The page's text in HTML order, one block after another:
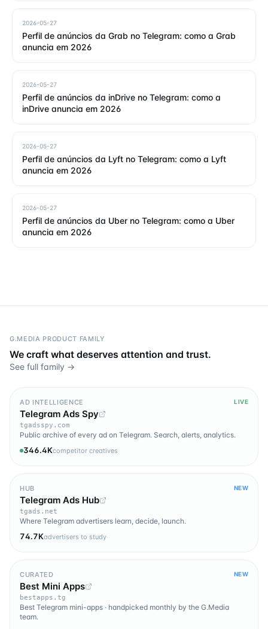
2026-05-27
Perfil de anúncios da Grab no Telegram: como a Grab
anuncia em 2026
2026-05-27
Perfil de anúncios da inDrive no Telegram: como a
inDrive anuncia em 2026
2026-05-27
Perfil de anúncios da Lyft no Telegram: como a Lyft
anuncia em 2026
2026-05-27
Perfil de anúncios da Uber no Telegram: como a Uber
anuncia em 2026
G.MEDIA PRODUCT FAMILY
We craft what deserves attention and trust.
See full family →
AD INTELLIGENCE LIVE
Telegram Ads Spy
tgadsspy.com
Public archive of every ad on Telegram. Search, alerts, analytics.
346.4Kcompetitor creatives
HUB NEW
Telegram Ads Hub
tgads.net
Where Telegram advertisers learn, decide, launch.
74.7Kadvertisers to study
CURATED NEW
Best Mini Apps
bestapps.tg
Best Telegram mini-apps · handpicked monthly by the G.Media
team.